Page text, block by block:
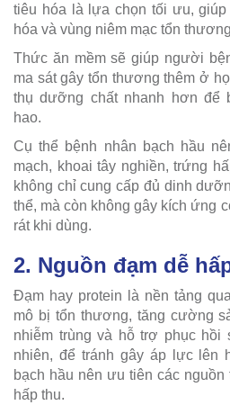
tiêu hóa là lựa chọn tối ưu,
hóa và vùng niêm mạc tổn
Thức ăn mềm sẽ giúp người
ma sát gây tổn thương thêm ở
thụ dưỡng chất nhanh hơn để
hao.
Cụ thể bệnh nhân bạch hầu
mạch, khoai tây nghiền, trứng
không chỉ cung cấp đủ dinh
thể, mà còn không gây kích ứng
rát khi dùng.
2. Nguồn đạm dễ
Đạm hay protein là nền tảng
mô bị tổn thương, tăng cường
nhiễm trùng và hỗ trợ phục hồi
nhiên, để tránh gây áp lực lên
bạch hầu nên ưu tiên các
hấp thu.